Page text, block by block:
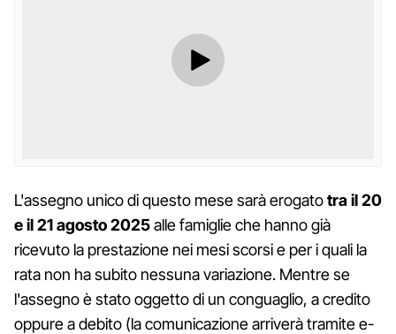
L'assegno unico di questo mese sarà erogatotra il 20
e il 21 agosto 2025alle famiglie che hanno già
ricevuto la prestazione nei mesi scorsi e per i quali la
rata non ha subito nessuna variazione. Mentre se
l'assegno è stato oggetto di un conguaglio, a credito
oppure a debito (la comunicazione arriverà tramite e-